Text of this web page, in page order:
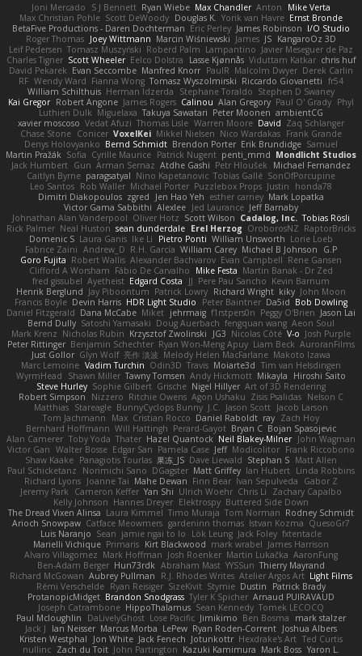
Joni Mercado S J Bennett Ryan Wiebe Max Chandler Anton
Mike Verta
Max Christian Pohle Scott DeWoody Douglas K. Yorik van Havre Ernst Bronde
BetaFive Productions - Daren Dochterman Eric Perley James Robinson I/O Studio
Roger Thomas Joey Wittmann Marcin Wiśniewski James JS KangaroOz 3D
Leif Pedersen Tomasz Muszyński Roberd Palm Lampantino Javier Meseguer de Paz
Charles Tigner Scott Wheeler Eelco Dolstra Lasse Kjønnås Viduttam Katkar chris huf
David Pekarek Evan Seccombe Manfred Knorr PaulR Malcolm Dwyer Derek Carlin
RF Wendy Ward Fianna Wong Tomasz Wyszolmirski Riccardo Giovanetti fr54
William Schilthuis Herman Idzerda Stephane Toraldo Stephen D Swaney
Kai Gregor Robert Angone James Rogers Calinou Alan Gregory Paul O' Grady Phyl
Luthien Dulk Miguelaxa Takuya Sawatari Peter Moonen ambientCG
xavier moscoso Vedat Afuzi Thomas Lisle Warren Moore David Zaq Schlanger
Chase Stone Conicer VoxelKei Mikkel Nielsen Nico Wardakas Frank Grande
Denys Holovyanko Bernd Schmidt Brendon Porter Erik Brundidge Samuel
Martin Pražák Sofia Cyrille Maurice Patrick Nugent penti_mmd Mondlicht Studios
Jack Humbert Gun Arman Sernaz Atdhe Gashi Petr Hloušek
Michael Fernandez
Caitlyn Byrne paragsatyal Nino Kapetanovic Tobias Gallé SonOfPorcupine
Leo Santos Rob Waller Michael Porter Puzzlebox Props Justin
honda78
Dimitri Diakopoulos zgred Jen Hao Yeh esther carney Mark Lopatka
Victor Gama Sabbithi Alexlee Jed Laurance Jeff Barnaby
Johnathan Alan Vanderpool Oliver Hotz Scott Wilson Cadalog, Inc. Tobias Rösli
Rick Palmer Neal Huston sean dunderdale Erel Herzog OroborosNZ RaptorBricks
Domenic S Laura Ganis Ike Li Pietro Ponti William Unsworth Lorie Loeb
Fabrice Zaini Andrew_D R.H. García William Carey Michael B Johnson
G.P
Goro Fujita Robert Wallis Alexander Bachvarov Evan Campbell Rene Gansen
Clifford A Worsham Fábio De Carvalho Mike Festa Martin Banak - Dr Zed
fred gissubel Ayetheist Edgard Costa JJ Pere Pau Sancho Kevin Barnum
Henrik Berglund Jay Piboontum Patrick Lowry Richard Wright kiky John Moon
Francis Boyle Devin Harris HDR Light Studio Peter Baintner Da5id Bob Dowling
Daniel Fitzgerald Dana McCabe Miket jehrmaig f1rstpers0n Peggy O'Brien Jason Lai
Bernd Dully Satoshi Yamasaki Doug Auerbach fengquan wang Aeon Soul
Mark Krenz Nicholas Rubin Krzysztof Zwolinski JG3 Nicolas Côté V-o Josh Purple
Peter Rittinger Benjamin Schechter Ryan Won-Meng Apuy Liam Beck AuroranFilms
Just Gollor Glyn Wolf 亮作 淡波 Melody Helen MacFarlane Makoto Izawa
Marc Lemoine Vadim Turchin Odin3D Travis Moiarte3d Tim van Helsdingen
WyrmHead
Shawn Miller Tawny Tomsen Andy Hickmott Mikayla
Hiroshi Saito
Steve Hurley Sophie Gilbert Grische Nigel Hillyer Art of 3D Rendering
Robert Simpson
Nizzero Ritchie Owens Agon Ushaku Zisis Psalidas Nelson C
Matthias Stareagle BunnyCyclops Bunny J.C. Jason Scott Jacob Larson
Tom Jachmann
Max Cristian Rocco Daniel Raboldt ray Zach Hoy
Bernhard Hoffmann Will Hattingh Perard-Gayot Bryan C Bojan Spasojevic
Alan Camerer Toby Yoda Thater Hazel Quantock Neil Blakey-Milner John Wagman
Victor Gan Walter Bosse Edgar San Pamela Case Jeff Modicolitor Frank Riccobono
Shaw Kaake Panagiotis Tourlas 果冻_JS Dave Liewald Stephan S Matt Allen
Paul Schicketanz
Norimichi Sano DGagster Matt Griffey Ian Hubert Linda Robbins
Richard Lyons Joanne Tai Mahe Dewan Finn Bear Ivan Sepulveda
Gabor Z
Jeremy Park
Cameron Keffer Yan Shi Ulrich Woehr Chris Li
Zachary Capalbo
Kelly Johnson Hannes Dreyer Elektrospy Buttered Side Down
The Dread Vixen Alinsa Laura Kimmel Timo Muraja Tom Norman Rodney Schmidt
Arioch Snowpaw Catface Meowmers gardeninn thomas Istvan Kozma QuesoGr7
Luis Naranjo Sean jamie ngai to lo Lök Leung Jack Foley fxtentacle
Marielli Vichique Primaris Kirt Blackwood mark wrabel James Harrison
Alvaro Villagomez Mark Hoffman Josh Roenker Martin Lukačka AaronFung
Ben-Adam Berger Hun73rdk Abraham Mast YYSSun Thierry Mayrand
Richard McGowan Aubrey Pullman R.J. Rhodes Writes Atelier Argos Art Light Films
Rémi Verschelde Ryan Reisiger SizeKivit Stymie Dustin
Patrick Brady
ProtanopicMidget Brandon Snodgrass Tyler K Spicher Arnaud PUIRAVAUD
Joseph Catrambone HippoThalamus Sean Kennedy Tomek LECOCQ
Paul Mcloughlin
DaLivelyGhost Lose Pacific Jimikimo Ben Bosma
mark stalzer
Jack J
Ian Neisser Marcus Morba LePew Ryan Roden-Corrent Joshua Albers
Kristen Westphal
Jon White Jack Fenech Jotunkottr Hexdrake's Art Ted Curtis
nullinc Zach du Toit John Partington Kazuki Kamimura Mark Boss Yaron L.